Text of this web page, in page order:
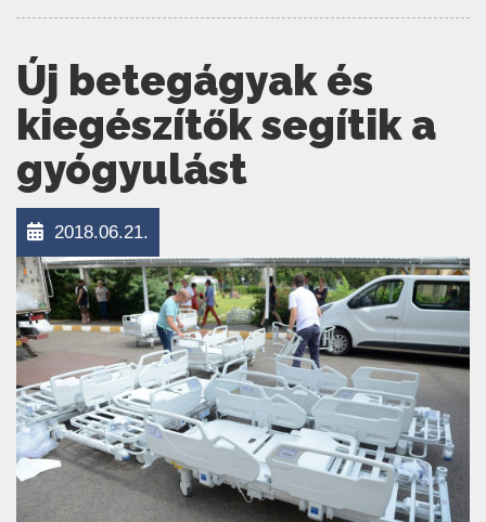
Új betegágyak és
kiegészítők segítik a
gyógyulást
2018.06.21.